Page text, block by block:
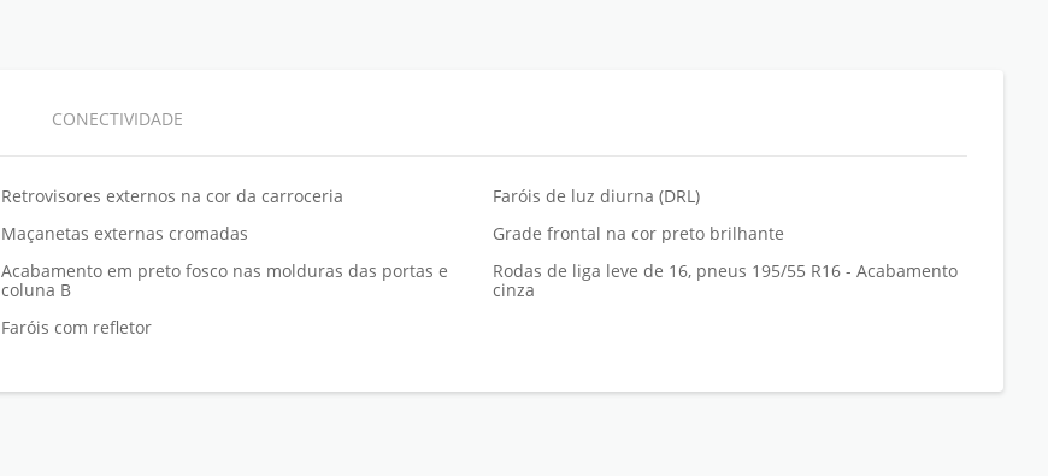
CONECTIVIDADE
Retrovisores externos na cor da carroceria
Maçanetas externas cromadas
Acabamento em preto fosco nas molduras das portas e
coluna B
Faróis com refletor
Faróis de luz diurna (DRL)
Grade frontal na cor preto brilhante
Rodas de liga leve de 16, pneus 195/55 R16 - Acabamento
cinza